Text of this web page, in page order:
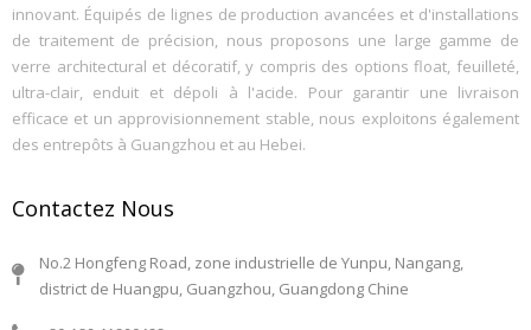
innovant. Équipés de lignes de production avancées et d'installations
de traitement de précision, nous proposons une large gamme de
verre architectural et décoratif, y compris des options float, feuilleté,
ultra-clair, enduit et dépoli à l'acide. Pour garantir une livraison
efficace et un approvisionnement stable, nous exploitons également
des entrepôts à Guangzhou et au Hebei.
Contactez Nous
No.2 Hongfeng Road, zone industrielle de Yunpu, Nangang,
district de Huangpu, Guangzhou, Guangdong Chine